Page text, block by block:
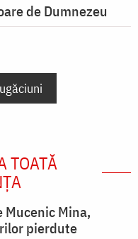
de Dumnezeu
TOATĂ
Mucenic Mina,
pierdute